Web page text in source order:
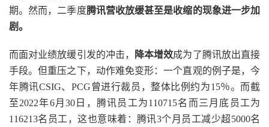
期。然而，二季度腾讯营收放缓甚至是收缩的现象进一步加
剧。
而面对业绩放缓引发的冲击， 降本增效成为了腾讯放出直接
手段。但重压之下，动作难免变形：一个直观的例子是，今
年腾讯CSIG、PCG曾进行裁员，整体比例约为15％。而截
至2022年6月30日，腾讯员工为110715名而三月底员工为
116213名员工，这也意味着：腾讯3个月员工减少超5000名